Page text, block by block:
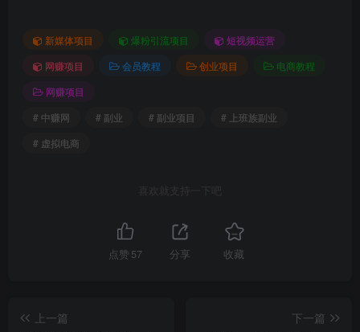
新媒体项目 爆粉引流项目
短视频运营
网赚项目
会员教程 创业项目
电商教程
网赚项目
# 中赚网
# 副业 # 副业项目
# 上班族副业
# 虚拟电商
喜欢就支持一下吧
点赞 57 分享 收藏
上一篇
下一篇